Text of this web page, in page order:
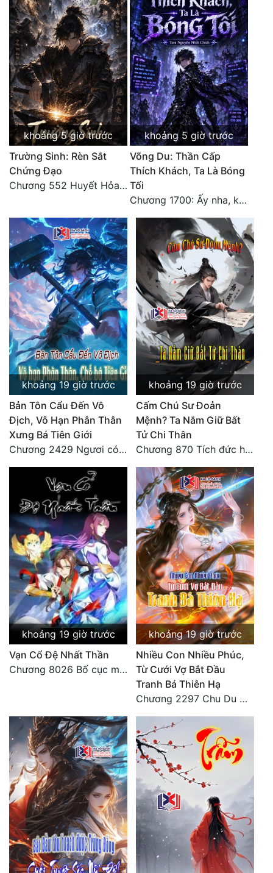
khoảng 5 giờ trước
Trường Sinh: Rèn Sắt
Chứng Đạo
Chương 552 Huyết Hỏa Độn Hư, nhân quả chưa dứt
khoảng 5 giờ trước
Võng Du: Thần Cấp
Thích Khách, Ta Là Bóng
Tối
Chương 1700: Ấy nha, không có chuyện gì!
khoảng 19 giờ trước
Bản Tôn Cẩu Đến Vô
Địch, Vô Hạn Phân Thân
Xưng Bá Tiên Giới
Chương 2429 Ngươi có tuệ nhãn? Ta có...
khoảng 19 giờ trước
Cấm Chú Sư Đoản
Mệnh? Ta Nắm Giữ Bất
Tử Chi Thân
Chương 870 Tích đức hành thiện
khoảng 19 giờ trước
Vạn Cổ Đệ Nhất Thần
Chương 8026 Bố cục mới
khoảng 19 giờ trước
Nhiều Con Nhiều Phúc,
Từ Cưới Vợ Bắt Đầu
Tranh Bá Thiên Hạ
Chương 2297 Chu Du Du mang thai